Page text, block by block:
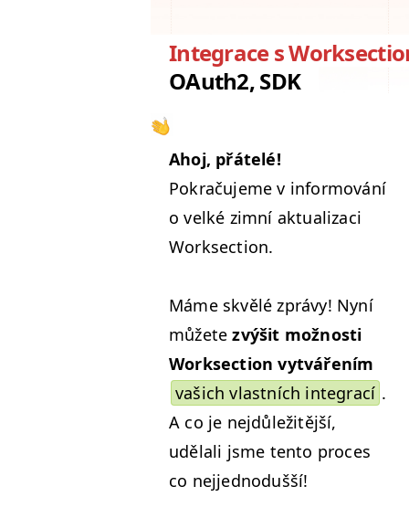
Integrace s
OAuth2, SDK
Ahoj, přátelé!
Pokraču­jeme v infor­mování
o velké zim­ní aktu­al­izaci
Worksection.
Máme skvělé zprávy! Nyní
můžetezvýšit možnos­ti
Work­sec­tion vytvářením
vašich vlast­ních inte­grací .
A co je nejdůležitější,
udělali jsme ten­to pro­ces
co nejjednodušší!